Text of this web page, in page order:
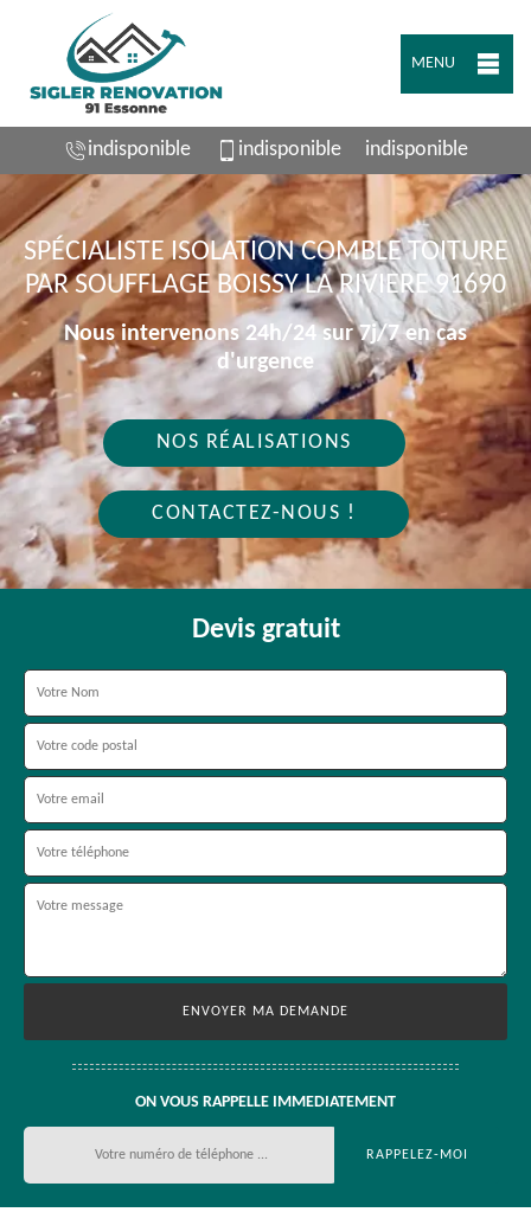
MENU
indisponible indisponible indisponible
SPÉCIALISTE ISOLATION COMBLE TOITURE
PAR SOUFFLAGE BOISSY LA RIVIERE 91690
Nous intervenons 24h/24 sur 7j/7 en cas
d'urgence
NOS RÉALISATIONS
CONTACTEZ-NOUS !
Devis gratuit
ON VOUS RAPPELLE IMMEDIATEMENT